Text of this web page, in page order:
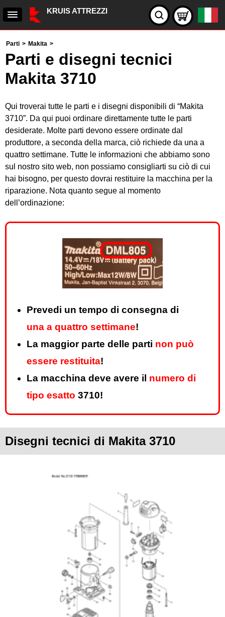
KRUIS ATTREZZI
Parti > Makita >
Parti e disegni tecnici
Makita 3710
Qui troverai tutte le parti e i disegni disponibili di “Makita
3710”. Da qui puoi ordinare direttamente tutte le parti
desiderate. Molte parti devono essere ordinate dal
produttore, a seconda della marca, ciò richiede da una a
quattro settimane. Tutte le informazioni che abbiamo sono
sul nostro sito web, non possiamo consigliarti su ciò di cui
hai bisogno, per questo dovrai restituire la macchina per la
riparazione. Nota quanto segue al momento
dell’ordinazione:
Prevedi un tempo di consegna di
una a quattro settimane!
La maggior parte delle parti non può
essere restituita!
La macchina deve avere il numero di
tipo esatto 3710!
Disegni tecnici di Makita 3710